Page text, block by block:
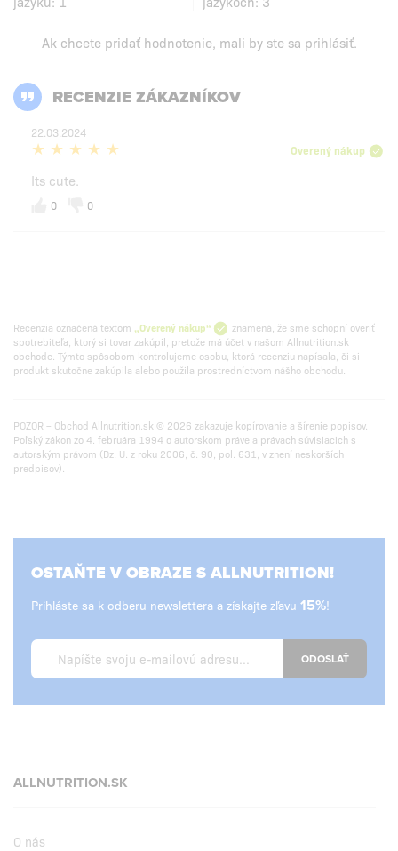
Ak chcete pridať hodnotenie, mali by ste sa prihlásiť.
RECENZIE ZÁKAZNÍKOV
22.03.2024
Overený nákup
Its cute.
0 0
Recenzia označená textom „Overený nákup“
znamená, že sme schopní overiť
spotrebiteľa, ktorý si tovar zakúpil, pretože má účet v našom Allnutrition.sk
obchode. Týmto spôsobom kontrolujeme osobu, ktorá recenziu napísala, či si
produkt skutočne zakúpila alebo použila prostredníctvom nášho obchodu.
POZOR – Obchod Allnutrition.sk © 2026 zakazuje kopírovanie a šírenie popisov.
Poľský zákon zo 4. februára 1994 o autorskom práve a právach súvisiacich s
autorským právom (Dz. U. z roku 2006, č. 90, pol. 631, v znení neskorších
predpisov).
OSTAŇTE V OBRAZE S ALLNUTRITION!
Prihláste sa k odberu newslettera a získajte zľavu 15%!
ODOSLAŤ
ALLNUTRITION.SK
O nás